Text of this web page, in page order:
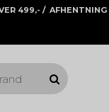
499,- /